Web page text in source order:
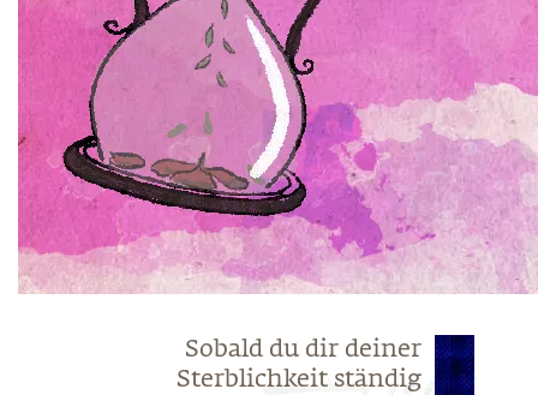
Sobald du dir deiner
Sterblichkeit ständig